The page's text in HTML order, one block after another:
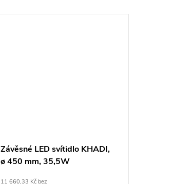
Závěsné LED svítidlo KHADI,
ø 450 mm, 35,5W
11 660,33 Kč bez